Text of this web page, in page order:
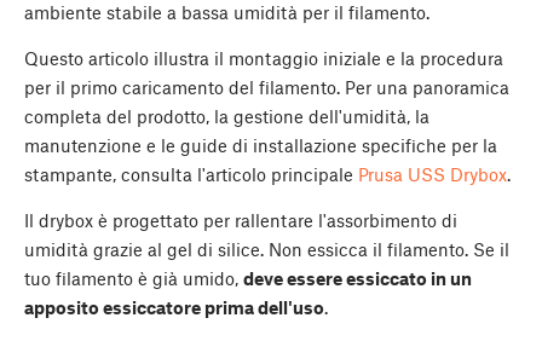
ambiente stabile a bassa umidità per il filamento.
Questo articolo illustra il montaggio iniziale e la procedura
per il primo caricamento del filamento. Per una panoramica
completa del prodotto, la gestione dell'umidità, la
manutenzione e le guide di installazione specifiche per la
stampante, consulta l'articolo principale Prusa USS Drybox.
Il drybox è progettato per rallentare l'assorbimento di
umidità grazie al gel di silice. Non essicca il filamento. Se il
tuo filamento è già umido, deve essere essiccato in un
apposito essiccatore prima dell'uso.